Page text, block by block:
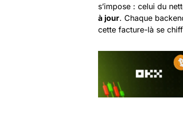
s’impose : celui du
à jour. Chaque
cette facture-là se